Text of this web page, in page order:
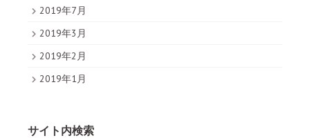
2019年7月
2019年3月
2019年2月
2019年1月
サイト内検索